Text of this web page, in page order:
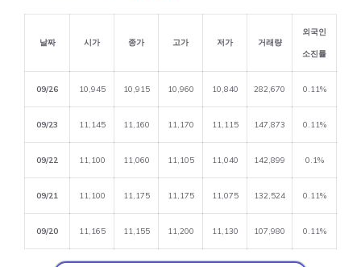
날짜 시가 종가 고가 저가 거래량
외국인
소진률
09/26 10,945 10,915 10,960 10,840 282,670 0.11%
09/23 11,145 11,160 11,170 11,115 147,873 0.11%
09/22 11,100 11,060 11,105 11,040 142,899 0.1%
09/21 11,100 11,175 11,175 11,075 132,524 0.11%
09/20 11,165 11,155 11,200 11,130 107,980 0.11%